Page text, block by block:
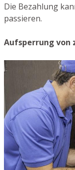
Die Bezahlung
passieren.
Aufsperrung von